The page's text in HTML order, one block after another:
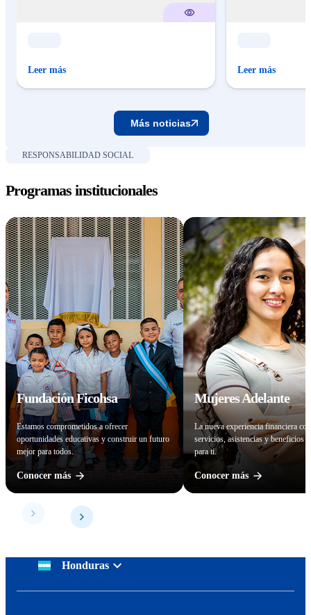
Leer más Leer más
Más noticias
RESPONSABILIDAD SOCIAL
Programas institucionales
Fundación Ficohsa
Estamos comprometidos a ofrecer
oportunidades educativas y construir un futuro
mejor para todos.
Conocer más
Mujeres Adelante
La nueva experiencia financiera
servicios, asistencias y beneficios
para ti.
Conocer más
Honduras